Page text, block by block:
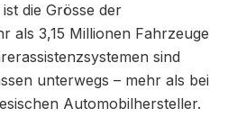
die Grösse der
als 3,15 Millionen Fahrzeuge
sind
unterwegs – mehr als bei
Automobilhersteller.